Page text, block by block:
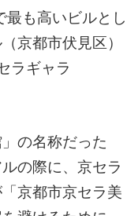
も高いビルとし
京都市伏見区）
ラギャラ
の名称だった
の際に、京セラ
京都市京セラ美